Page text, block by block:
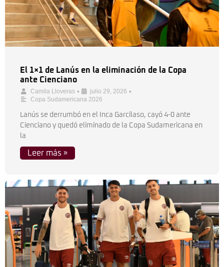
El 1×1 de Lanús en la eliminación de la Copa
ante Cienciano
Camila Lloveras • julio 29, 2026 •
Copa Sudamericana 2026
Lanús se derrumbó en el Inca Garcilaso, cayó 4-0 ante
Cienciano y quedó eliminado de la Copa Sudamericana en
la
Leer más »